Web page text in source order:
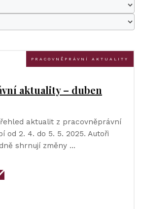
PRACOVNĚPRÁVNÍ AKTUALITY
aktuality – duben
aktualit z pracovněprávní
od 2. 4. do 5. 5. 2025. Autoři
shrnují změny …